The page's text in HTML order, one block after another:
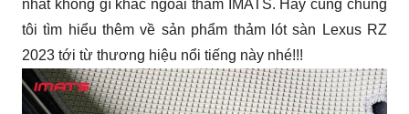
nhất không gì khác ngoài thảm IMATS. Hãy cùng chúng
tôi tìm hiểu thêm về sản phẩm thảm lót sàn Lexus RZ
2023 tới từ thương hiệu nổi tiếng này nhé!!!